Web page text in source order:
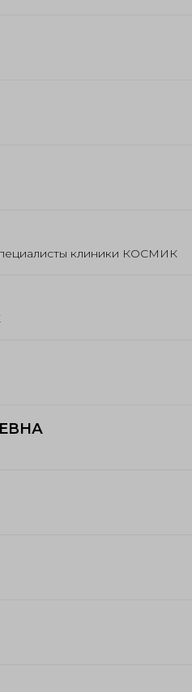
клиники КОСМИК